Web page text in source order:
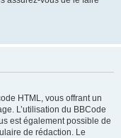
HTML, vous offrant un
L’utilisation du BBCode
est également possible de
de rédaction. Le